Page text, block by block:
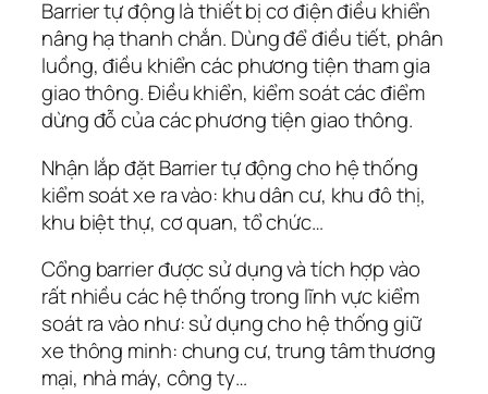
Barrier tự động là thiết bị cơ điện điều khiển
nâng hạ thanh chắn. Dùng để điều tiết, phân
luồng, điều khiển các phương tiện tham gia
giao thông. Điều khiển, kiểm soát các điểm
dừng đỗ của các phương tiện giao thông.
Nhận lắp đặt Barrier tự động cho hệ thống
kiểm soát xe ra vào: khu dân cư, khu đô thị,
khu biệt thự, cơ quan, tổ chức…
Cổng barrier được sử dụng và tích hợp vào
rất nhiều các hệ thống trong lĩnh vực kiểm
soát ra vào như: sử dụng cho hệ thống giữ
xe thông minh: chung cư, trung tâm thương
mại, nhà máy, công ty…